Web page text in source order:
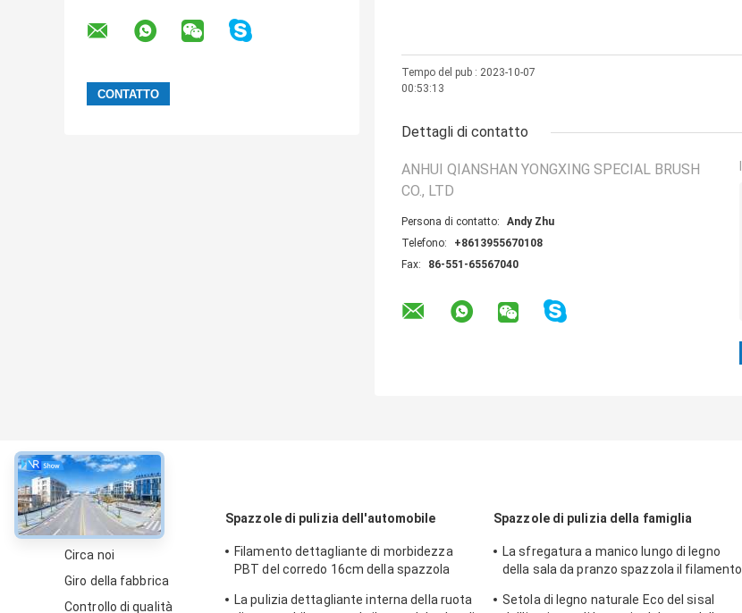
Tempo del pub : 2023-10-07
00:53:13
Dettagli di contatto
ANHUI QIANSHAN YONGXING SPECIAL BRUSH
CO., LTD
Persona di contatto:
Andy Zhu
Telefono:
+8613955670108
Fax:
86-551-65567040
circa
Circa noi
Giro della fabbrica
Controllo di qualità
Spazzole di pulizia dell'automobile
Filamento dettagliante di morbidezza
PBT del corredo 16cm della spazzola
La pulizia dettagliante interna della ruota
Spazzole di pulizia della famiglia
La sfregatura a manico lungo di legno
della sala da pranzo spazzola il filamento
Setola di legno naturale Eco del sisal